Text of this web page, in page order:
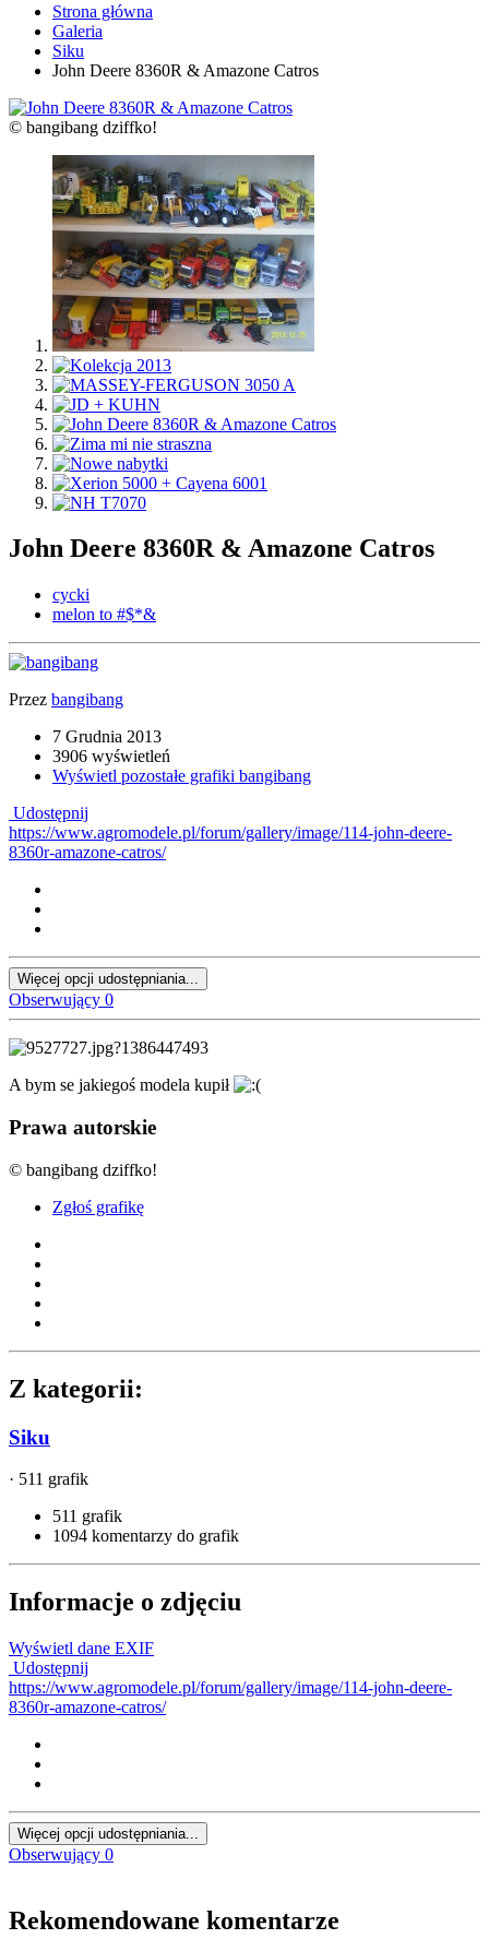
Strona główna
Galeria
Siku
John Deere 8360R & Amazone Catros
© bangibang dziffko!
John Deere 8360R & Amazone Catros
cycki
melon to #$*&
Przez bangibang
7 Grudnia 2013
3906 wyświetleń
Wyświetl pozostałe grafiki bangibang
Udostępnij
https://www.agromodele.pl/forum/gallery/image/114-john-deere-
8360r-amazone-catros/
Więcej opcji udostępniania...
Obserwujący 0
A bym se jakiegoś modela kupił
Prawa autorskie
© bangibang dziffko!
Zgłoś grafikę
Z kategorii:
Siku
· 511 grafik
511 grafik
1094 komentarzy do grafik
Informacje o zdjęciu
Wyświetl dane EXIF
Udostępnij
https://www.agromodele.pl/forum/gallery/image/114-john-deere-
8360r-amazone-catros/
Więcej opcji udostępniania...
Obserwujący 0
Rekomendowane komentarze